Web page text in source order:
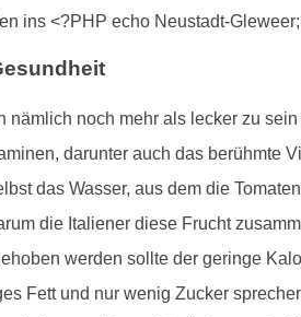
nämlich noch mehr als lecker zu
darunter auch das berühmte
das Wasser, aus dem die
die Italiener diese Frucht
werden sollte der geringe
Fett und nur wenig Zucker